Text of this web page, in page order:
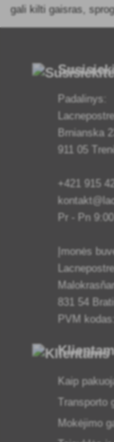
gali kilti gaisras,
Padalinys:
Brnianska
911 05
+421 915
Pr - Pn
Įmonės
831 54
PVM
Kaip
Transporto
Mokėjimo